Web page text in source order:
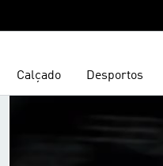
Calçado Desportos